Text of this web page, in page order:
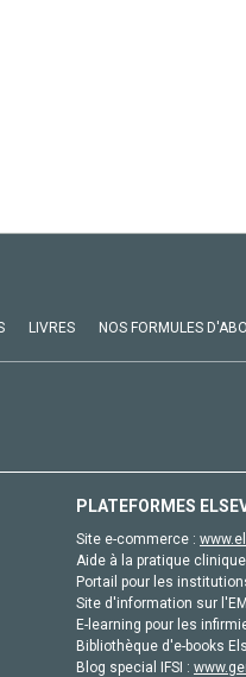
LIVRES NOS FORMULES
PLATEFORMES
Site e-commerce :
Aide à la pratique
Portail pour les
Site d'information sur
E-learning pour les
Bibliothèque d'e-books
Blog special IFSI :